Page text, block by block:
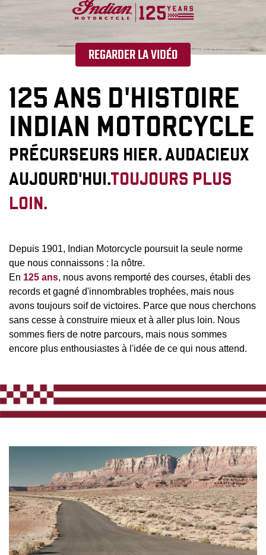
REGARDER LA VIDÉO
125 ANS D'HISTOIRE
INDIAN MOTORCYCLE
PRÉCURSEURS HIER. AUDACIEUX
AUJOURD'HUI.TOUJOURS PLUS
LOIN.
Depuis 1901, Indian Motorcycle poursuit la seule norme
que nous connaissons : la nôtre.
En 125 ans, nous avons remporté des courses, établi des
records et gagné d'innombrables trophées, mais nous
avons toujours soif de victoires. Parce que nous cherchons
sans cesse à construire mieux et à aller plus loin. Nous
sommes fiers de notre parcours, mais nous sommes
encore plus enthousiastes à l'idée de ce qui nous attend.